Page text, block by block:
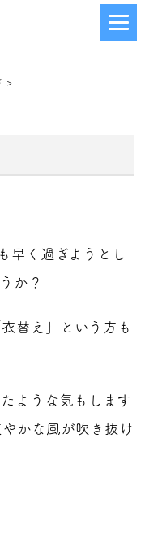
>
早く過ぎようとし
か？
替え」という方も
ような気もします
かな風が吹き抜け